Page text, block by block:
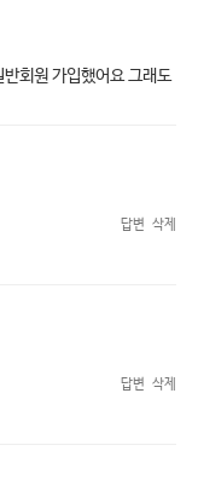
회원 가입했어요 그래도
답변 삭제
답변 삭제